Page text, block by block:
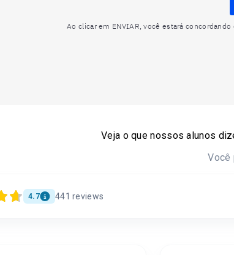
Ao clicar em ENVIAR, você estará concordando
Veja o que nossos alunos
Você
4.7 441 reviews